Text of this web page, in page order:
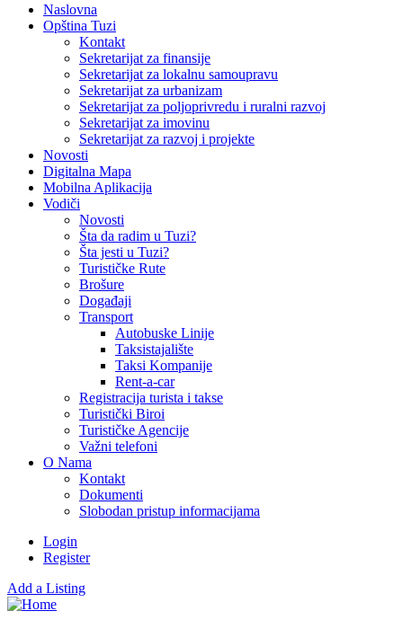
Naslovna
Opština Tuzi
Kontakt
Sekretarijat za finansije
Sekretarijat za lokalnu samoupravu
Sekretarijat za urbanizam
Sekretarijat za poljoprivredu i ruralni razvoj
Sekretarijat za imovinu
Sekretarijat za razvoj i projekte
Novosti
Digitalna Mapa
Mobilna Aplikacija
Vodiči
Novosti
Šta da radim u Tuzi?
Šta jesti u Tuzi?
Turističke Rute
Brošure
Događaji
Transport
Autobuske Linije
Taksistajalište
Taksi Kompanije
Rent-a-car
Registracija turista i takse
Turistički Biroi
Turističke Agencije
Važni telefoni
O Nama
Kontakt
Dokumenti
Slobodan pristup informacijama
Login
Register
Add a Listing